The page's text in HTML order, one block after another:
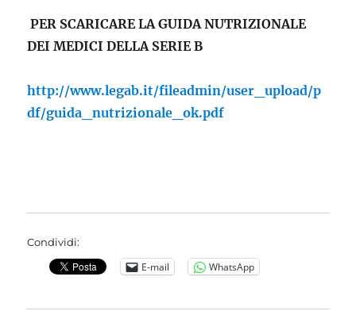
PER SCARICARE LA GUIDA NUTRIZIONALE
DEI MEDICI DELLA SERIE B
http://www.legab.it/fileadmin/user_upload/p
df/guida_nutrizionale_ok.pdf
Condividi:
E-mail WhatsApp